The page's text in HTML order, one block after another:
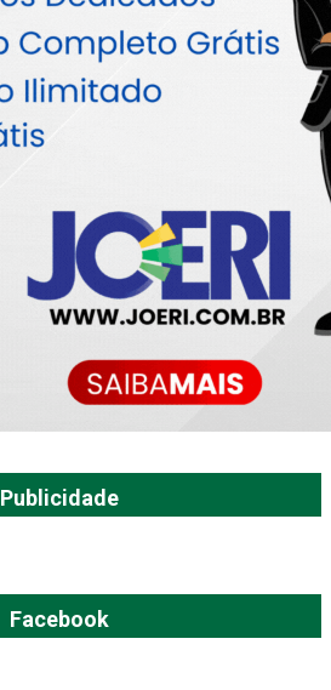
Publicidade
Facebook